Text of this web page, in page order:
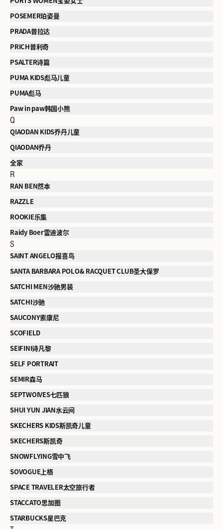
POSEMER珀姿曼
PRADA普拉达
PRICH普利奇
PSALTER诗篇
PUMA KIDS彪马儿童
PUMA彪马
Paw in paw韩国小熊
Q
QIAODAN KIDS乔丹儿童
QIAODAN乔丹
全家
R
RAN BEN然本
RAZZLE
ROOKIE乐集
Raidy Boer雷迪波尔
S
SAINT ANGELO报喜鸟
SANTA BARBARA POLO& RACQUET CLUB圣大保罗
SATCHI MEN沙驰男装
SATCHI沙驰
SAUCONY索康尼
SCOFIELD
SEIFINI诗凡黎
SELF PORTRAIT
SEMIR森马
SEPTWOIVES七匹狼
SHUI YUN JIAN水云间
SKECHERS KIDS斯凯奇儿童
SKECHERS斯凯奇
SNOWFLYING雪中飞
SOVOGUE上格
SPACE TRAVELER太空旅行者
STACCATO思加图
STARBUCKS星巴克